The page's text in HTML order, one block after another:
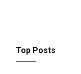
Top Posts